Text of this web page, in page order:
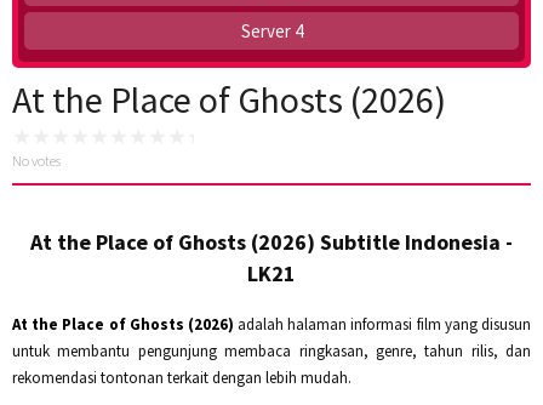
Server 4
At the Place of Ghosts (2026)
No votes
At the Place of Ghosts (2026) Subtitle Indonesia -
LK21
At the Place of Ghosts (2026) adalah halaman informasi film yang disusun
untuk membantu pengunjung membaca ringkasan, genre, tahun rilis, dan
rekomendasi tontonan terkait dengan lebih mudah.